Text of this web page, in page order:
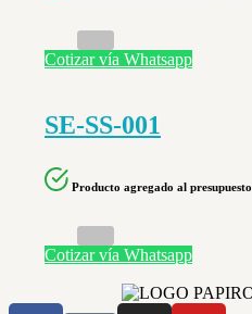
Cotizar vía Whatsapp
SE-SS-001
Producto agregado al presupuesto
Cotizar vía Whatsapp